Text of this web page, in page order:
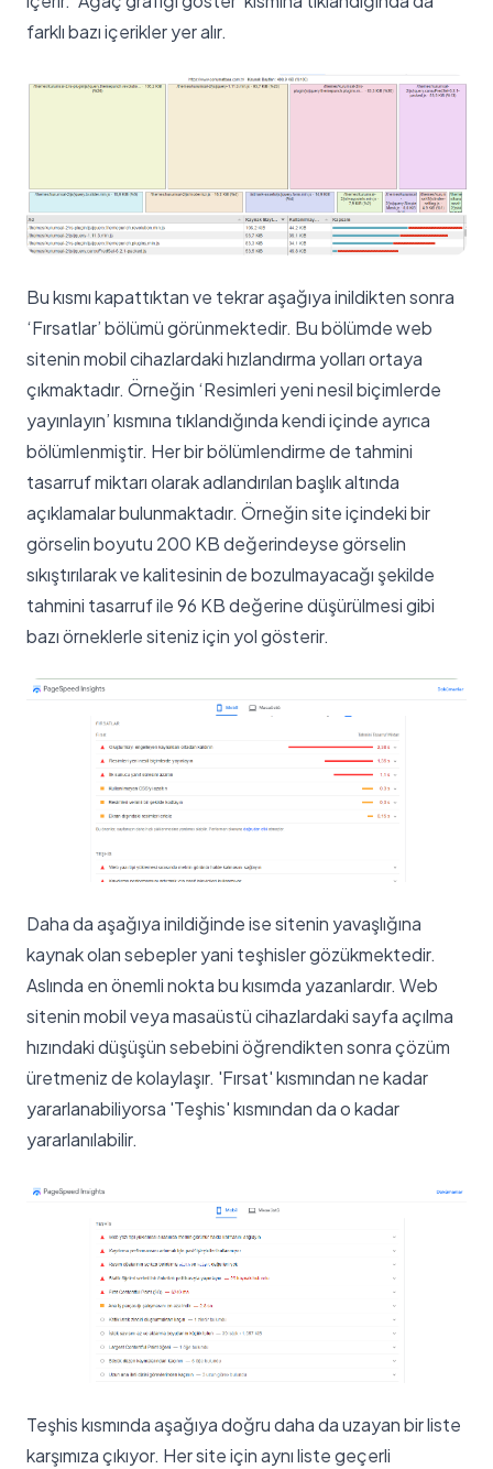
farklı bazı içerikler yer alır.
Bu kısmı kapattıktan ve tekrar aşağıya inildikten sonra
‘Fırsatlar’ bölümü görünmektedir. Bu bölümde web
sitenin mobil cihazlardaki hızlandırma yolları ortaya
çıkmaktadır. Örneğin ‘Resimleri yeni nesil biçimlerde
yayınlayın’ kısmına tıklandığında kendi içinde ayrıca
bölümlenmiştir. Her bir bölümlendirme de tahmini
tasarruf miktarı olarak adlandırılan başlık altında
açıklamalar bulunmaktadır. Örneğin site içindeki bir
görselin boyutu 200 KB değerindeyse görselin
sıkıştırılarak ve kalitesinin de bozulmayacağı şekilde
tahmini tasarruf ile 96 KB değerine düşürülmesi gibi
bazı örneklerle siteniz için yol gösterir.
Daha da aşağıya inildiğinde ise sitenin yavaşlığına
kaynak olan sebepler yani teşhisler gözükmektedir.
Aslında en önemli nokta bu kısımda yazanlardır. Web
sitenin mobil veya masaüstü cihazlardaki sayfa açılma
hızındaki düşüşün sebebini öğrendikten sonra çözüm
üretmeniz de kolaylaşır. 'Fırsat' kısmından ne kadar
yararlanabiliyorsa 'Teşhis' kısmından da o kadar
yararlanılabilir.
Teşhis kısmında aşağıya doğru daha da uzayan bir liste
karşımıza çıkıyor. Her site için aynı liste geçerli